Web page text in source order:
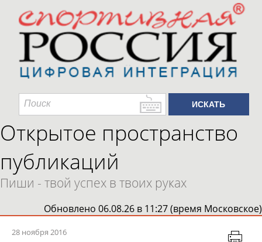
Открытое пространство
публикаций
Пиши - твой успех в твоих руках
Обновлено 06.08.26 в 11:27 (время Московское)
28 ноября 2016